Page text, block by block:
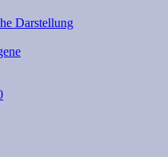
Darstellung